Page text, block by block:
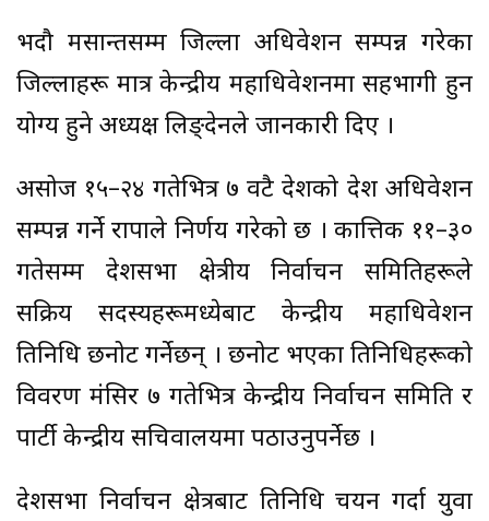
भदौ मसान्तसम्म जिल्ला अधिवेशन सम्पन्न गरेका
जिल्लाहरू मात्र केन्द्रीय महाधिवेशनमा सहभागी हुन
योग्य हुने अध्यक्ष लिङ्देनले जानकारी दिए ।
असोज १५–२४ गतेभित्र ७ वटै प्रदेशको प्रदेश अधिवेशन
सम्पन्न गर्ने राप्रपाले निर्णय गरेको छ । कात्तिक ११–३०
गतेसम्म प्रदेशसभा क्षेत्रीय निर्वाचन समितिहरूले
सक्रिय सदस्यहरूमध्येबाट केन्द्रीय महाधिवेशन
प्रतिनिधि छनोट गर्नेछन् । छनोट भएका प्रतिनिधिहरूको
विवरण मंसिर ७ गतेभित्र केन्द्रीय निर्वाचन समिति र
पार्टी केन्द्रीय सचिवालयमा पठाउनुपर्नेछ ।
प्रदेशसभा निर्वाचन क्षेत्रबाट प्रतिनिधि चयन गर्दा युवा